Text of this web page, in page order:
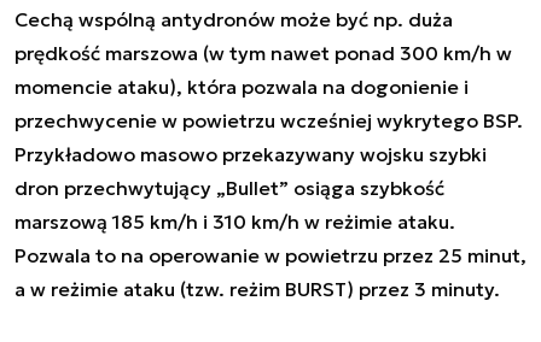
Cechą wspólną antydronów może być np. duża
prędkość marszowa (w tym nawet ponad 300 km/h w
momencie ataku), która pozwala na dogonienie i
przechwycenie w powietrzu wcześniej wykrytego BSP.
Przykładowo masowo przekazywany wojsku szybki
dron przechwytujący „Bullet” osiąga szybkość
marszową 185 km/h i 310 km/h w reżimie ataku.
Pozwala to na operowanie w powietrzu przez 25 minut,
a w reżimie ataku (tzw. reżim BURST) przez 3 minuty.